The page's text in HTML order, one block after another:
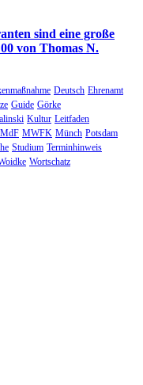
sind eine große
von Thomas N.
Deutsch Ehrenamt
Guide Görke
Kultur Leitfaden
MdF MWFK Münch Potsdam
Studium Terminhinweis
Wortschatz